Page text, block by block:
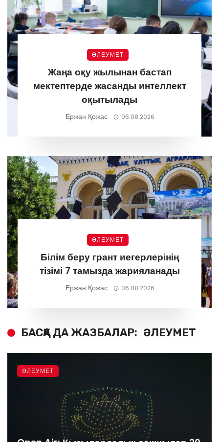
ӘЛЕУМЕТ
Жаңа оқу жылынан бастап
мектептерде жасанды интеллект
оқытылады
Ержан Қожас 06.08.2026
ӘЛЕУМЕТ
Білім беру грант иегерлерінің
тізімі 7 тамызда жарияланады
Ержан Қожас 06.08.2026
БАСҚА ДА ЖАЗБАЛАР: ӘЛЕУМЕТ
ӘЛЕУМЕТ